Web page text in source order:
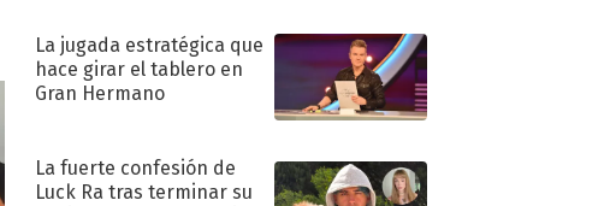
La jugada estratégica que
hace girar el tablero en
Gran Hermano
La fuerte confesión de
Luck Ra tras terminar su